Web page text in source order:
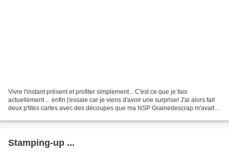
Vivre l'instant présent et profiter simplement... C'est ce que je fais
actuellement ... enfin j'essaie car je viens d'avoir une surprise! J'ai alors fait
deux p'tites cartes avec des découpes que ma NSP Grainedescrap m'avait
Stamping-up ...